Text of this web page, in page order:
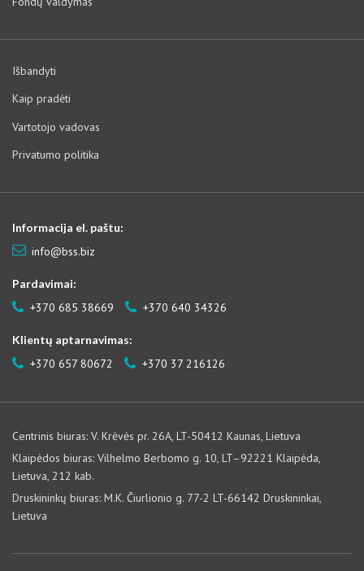
Išbandyti
Kaip pradėti
Vartotojo vadovas
Privatumo politika
Informacija el. paštu:
info@bss.biz
Pardavimai:
+370 685 38669 +370 640 34326
Klientų aptarnavimas:
+370 657 80672 +370 37 216126
Centrinis biuras: V. Krėvės pr. 26A, LT-50412 Kaunas, Lietuva
Klaipėdos biuras: Vilhelmo Berbomo g. 10, LT–92221 Klaipėda,
Lietuva, 212 kab.
Druskininkų biuras: M.K. Čiurlionio g. 77-2 LT-66142 Druskininkai,
Lietuva